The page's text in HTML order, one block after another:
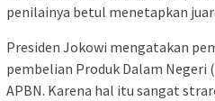
penilainya betul menetapkan
Presiden Jokowi mengatakan
pembelian Produk Dalam Negeri
APBN. Karena hal itu sangat